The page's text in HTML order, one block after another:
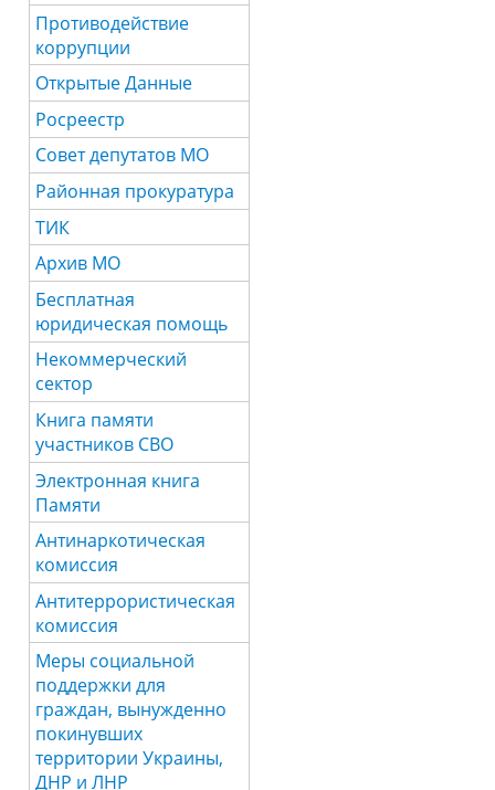
Противодействие
коррупции
Открытые Данные
Росреестр
Совет депутатов МО
Районная прокуратура
ТИК
Архив МО
Бесплатная
юридическая помощь
Некоммерческий
сектор
Книга памяти
участников СВО
Электронная книга
Памяти
Антинаркотическая
комиссия
Антитеррористическая
комиссия
Меры социальной
поддержки для
граждан, вынужденно
покинувших
территории Украины,
ДНР и ЛНР